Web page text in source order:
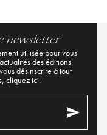
newsletter
utilisée pour vous
des éditions
désinscrire à tout
cliquez ici.
send